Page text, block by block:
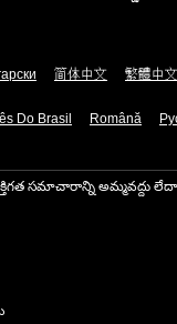
简体中文 繁體中文
Do Brasil Română
సమాచారాన్ని అమ్మవద్దు లేదా